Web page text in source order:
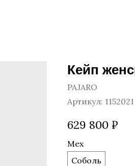
Кейп
PAJARO
Артикул: 1152021
629 800 ₽
Мех
Соболь